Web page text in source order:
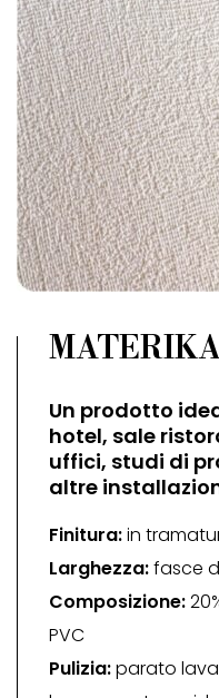
MATERIKA
Un prodotto
hotel, sale
uffici, studi di
altre
Finitura:in
Larghezza:fasce
Composizione:
PVC
Pulizia:parato